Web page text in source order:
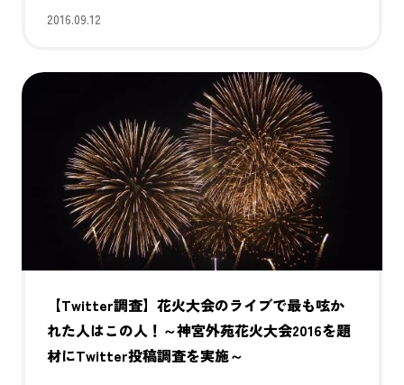
2016.09.12
【Twitter調査】花火大会のライブで最も呟か
れた人はこの人！～神宮外苑花火大会2016を題
材にTwitter投稿調査を実施～